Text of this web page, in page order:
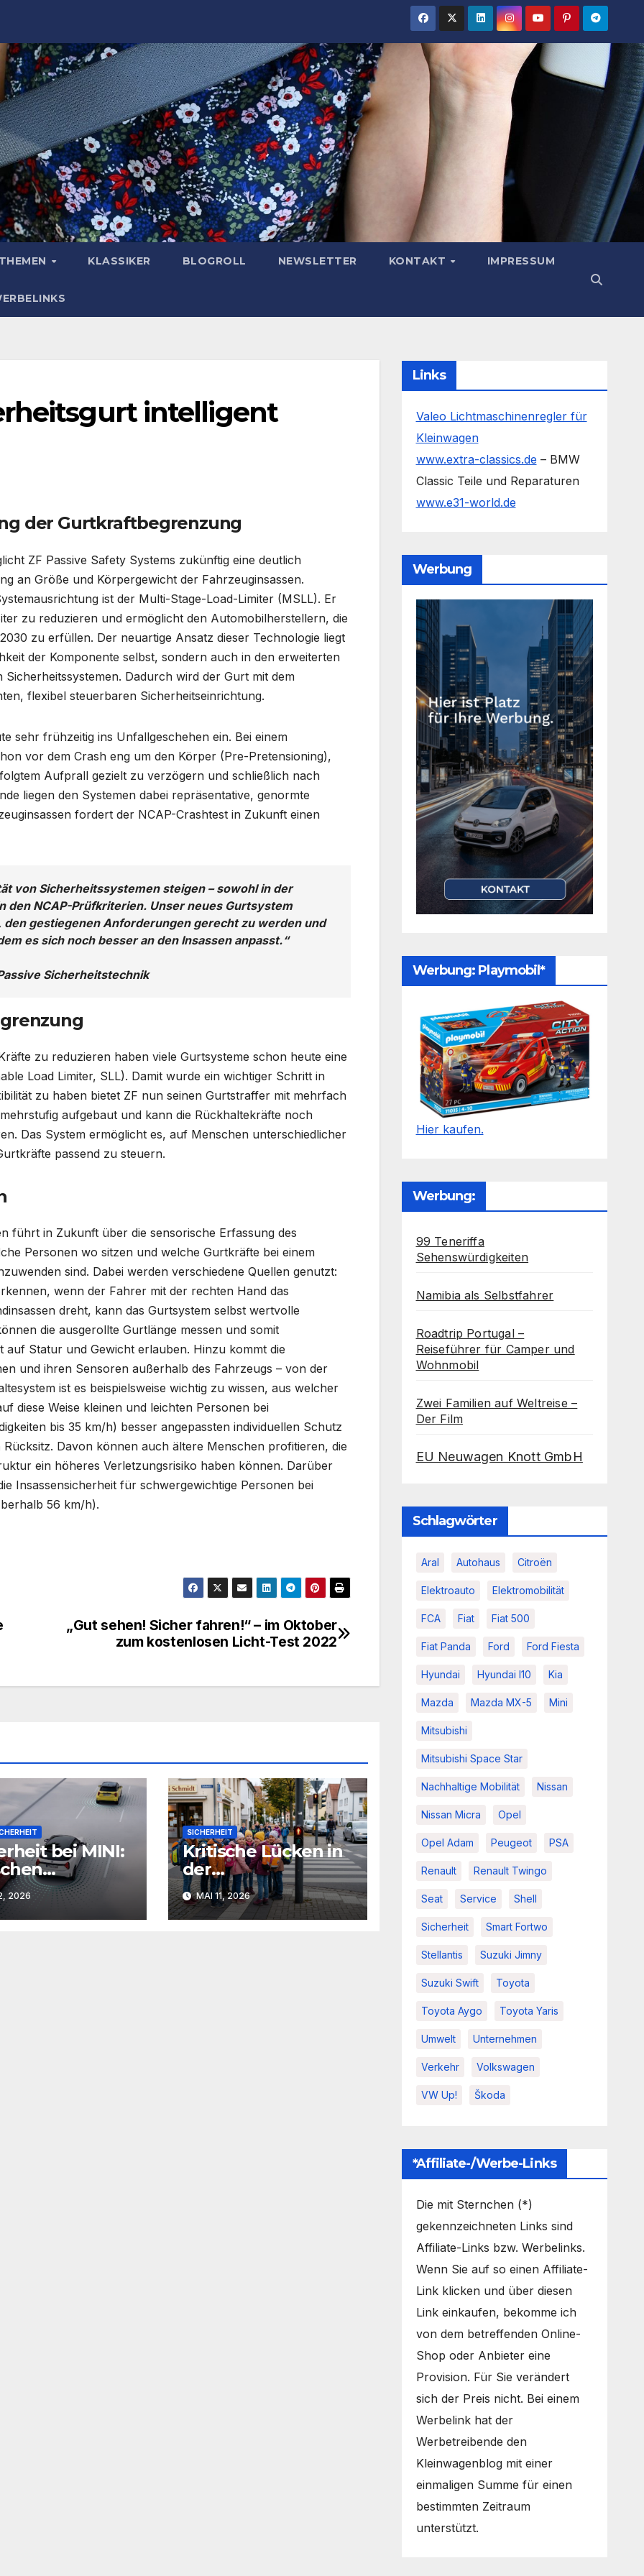
KLASSIKER BLOGROLL NEWSLETTER KONTAKT IMPRESSUM
intelligent
der Gurtkraftbegrenzung
ZF Passive Safety Systems zukünftig eine deutlich
an Größe und Körpergewicht der Fahrzeuginsassen.
ist der Multi-Stage-Load-Limiter (MSLL). Er
zu reduzieren und ermöglicht den Automobilherstellern, die
zu erfüllen. Der neuartige Ansatz dieser Technologie liegt
der Komponente selbst, sondern auch in den erweiterten
Dadurch wird der Gurt mit dem
flexibel steuerbaren Sicherheitseinrichtung.
sehr frühzeitig ins Unfallgeschehen ein. Bei einem
vor dem Crash eng um den Körper (Pre-Pretensioning),
Aufprall gezielt zu verzögern und schließlich nach
liegen den Systemen dabei repräsentative, genormte
fordert der NCAP-Crashtest in Zukunft einen
von Sicherheitssystemen steigen – sowohl in der
den NCAP-Prüfkriterien. Unser neues Gurtsystem
gestiegenen Anforderungen gerecht zu werden und
es sich noch besser an den Insassen anpasst.“
Sicherheitstechnik
zu reduzieren haben viele Gurtsysteme schon heute eine
Load Limiter, SLL). Damit wurde ein wichtiger Schritt in
zu haben bietet ZF nun seinen Gurtstraffer mit mehrfach
aufgebaut und kann die Rückhaltekräfte noch
Das System ermöglicht es, auf Menschen unterschiedlicher
passend zu steuern.
führt in Zukunft über die sensorische Erfassung des
Personen wo sitzen und welche Gurtkräfte bei einem
sind. Dabei werden verschiedene Quellen genutzt:
wenn der Fahrer mit der rechten Hand das
dreht, kann das Gurtsystem selbst wertvolle
die ausgerollte Gurtlänge messen und somit
Statur und Gewicht erlauben. Hinzu kommt die
und ihren Sensoren außerhalb des Fahrzeugs – von der
ist es beispielsweise wichtig zu wissen, aus welcher
diese Weise kleinen und leichten Personen bei
bis 35 km/h) besser angepassten individuellen Schutz
Davon können auch ältere Menschen profitieren, die
ein höheres Verletzungsrisiko haben können. Darüber
Insassensicherheit für schwergewichtige Personen bei
56 km/h).
„Gut sehen! Sicher fahren!“ – im Oktober
zum kostenlosen Licht-Test 2022
bei MINI:
2026
SICHERHEIT
Kritische Lücken in
der
Mobilitätsbildung:
Lehrkräfte fordern
mehr
MAI 11, 2026
Links
Valeo Lichtmaschinenregler für
Kleinwagen
www.extra-classics.de – BMW
Classic Teile und Reparaturen
www.e31-world.de
Werbung
Werbung: Playmobil*
Hier kaufen.
Werbung:
99 Teneriffa
Sehenswürdigkeiten
Namibia als Selbstfahrer
Roadtrip Portugal –
Reiseführer für Camper und
Wohnmobil
Zwei Familien auf Weltreise –
Der Film
EU Neuwagen Knott GmbH
Schlagwörter
Aral Autohaus Citroën
Elektroauto Elektromobilität
FCA Fiat Fiat 500
Fiat Panda Ford Ford Fiesta
Hyundai Hyundai I10 Kia
Mazda Mazda MX-5 Mini
Mitsubishi
Mitsubishi Space Star
Nachhaltige Mobilität Nissan
Nissan Micra Opel
Opel Adam Peugeot PSA
Renault Renault Twingo
Seat Service Shell
Sicherheit Smart Fortwo
Stellantis Suzuki Jimny
Suzuki Swift Toyota
Toyota Aygo Toyota Yaris
Umwelt Unternehmen
Verkehr Volkswagen
VW Up! Škoda
*Affiliate-/Werbe-Links
Die mit Sternchen (*)
gekennzeichneten Links sind
Affiliate-Links bzw. Werbelinks.
Wenn Sie auf so einen Affiliate-
Link klicken und über diesen
Link einkaufen, bekomme ich
von dem betreffenden Online-
Shop oder Anbieter eine
Provision. Für Sie verändert
sich der Preis nicht. Bei einem
Werbelink hat der
Werbetreibende den
Kleinwagenblog mit einer
einmaligen Summe für einen
bestimmten Zeitraum
unterstützt.